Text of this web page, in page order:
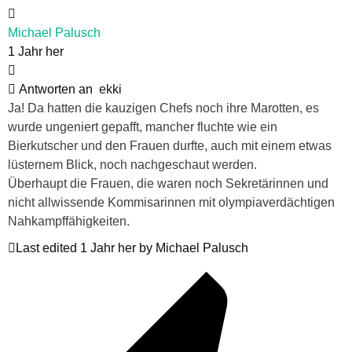
Michael Palusch
1 Jahr her
Antworten an ekki
Ja! Da hatten die kauzigen Chefs noch ihre Marotten, es
wurde ungeniert gepafft, mancher fluchte wie ein
Bierkutscher und den Frauen durfte, auch mit einem etwas
lüsternem Blick, noch nachgeschaut werden.
Überhaupt die Frauen, die waren noch Sekretärinnen und
nicht allwissende Kommisarinnen mit olympiaverdächtigen
Nahkampffähigkeiten.
Last edited 1 Jahr her by Michael Palusch